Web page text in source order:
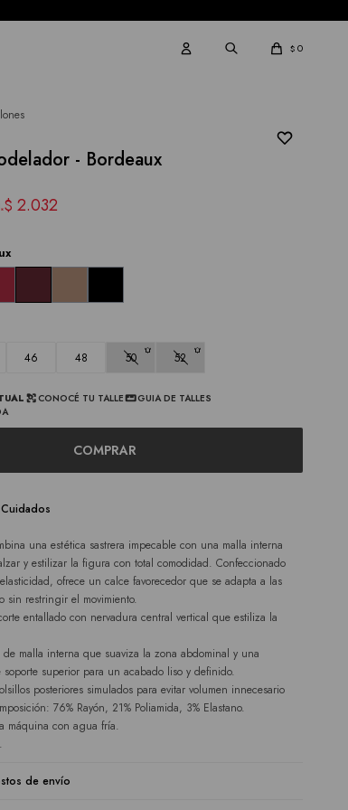
$ 0
- Bordeaux
$ 2.032
46 48 50 52
CONOCÉ TU TALLE
GUIA DE TALLES
COMPRAR
una estética sastrera impecable con una malla interna
y estilizar la figura con total comodidad. Confeccionado
ofrece un calce favorecedor que se adapta a las
sin restringir el movimiento.
entallado con nervadura central vertical que estiliza la
malla interna que suaviza la zona abdominal y una
superior para un acabado liso y definido.
posteriores simulados para evitar volumen innecesario
76% Rayón, 21% Poliamida, 3% Elastano.
máquina con agua fría.
de envío